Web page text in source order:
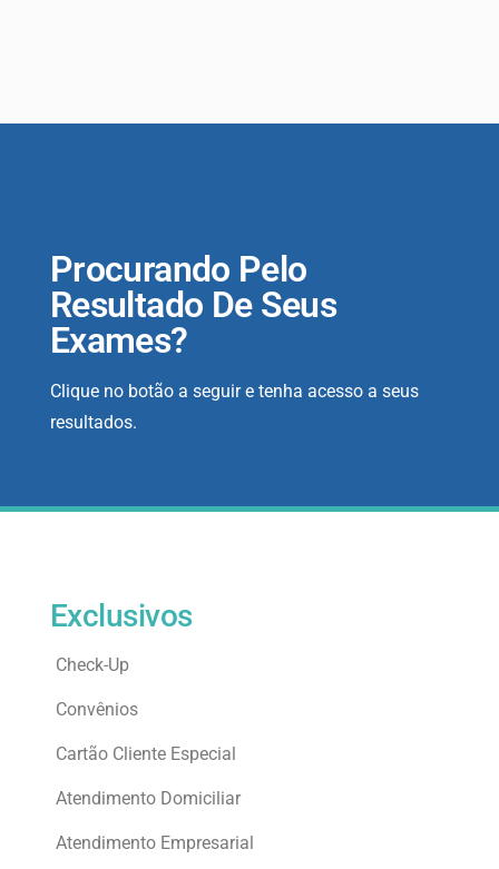
Procurando Pelo
Resultado De Seus
Exames?
Clique no botão a seguir e tenha acesso a seus
resultados.
Exclusivos
Check-Up
Convênios
Cartão Cliente Especial
Atendimento Domiciliar
Atendimento Empresarial